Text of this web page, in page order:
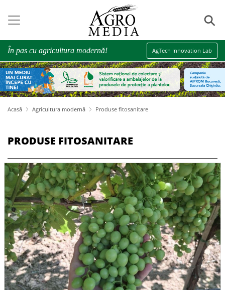
⚲
În pas cu agricultura modernă! AgTech Innovation Lab
Acasă Agricultura modernă Produse fitosanitare
PRODUSE FITOSANITARE